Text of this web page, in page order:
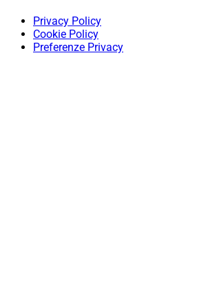
Privacy Policy
Cookie Policy
Preferenze Privacy